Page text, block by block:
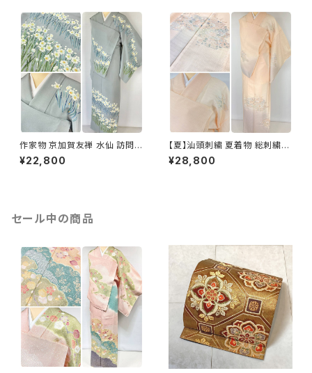
作家物 京加賀友禅 水仙 訪問着
正絹 袷 浅葱鼠 青緑 グレー 白
1157
¥22,800
【夏】汕頭刺繍 夏着物 総刺繍
絽 訪問着 正絹 オレンジ サーモ
ンピンク 水色 1243
¥28,800
セール中の商品